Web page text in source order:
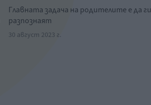
Главната задача на родителите е да ги
разпознаят
30 август 2023 г.